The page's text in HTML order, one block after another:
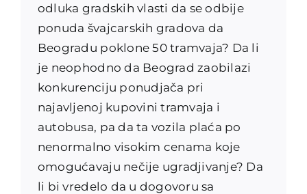
odluka gradskih vlasti da se odbije
ponuda švajcarskih gradova da
Beogradu poklone 50 tramvaja? Da li
je neophodno da Beograd zaobilazi
konkurenciju ponudjača pri
najavljenoj kupovini tramvaja i
autobusa, pa da ta vozila plaća po
nenormalno visokim cenama koje
omogućavaju nečije ugradjivanje? Da
li bi vredelo da u dogovoru sa